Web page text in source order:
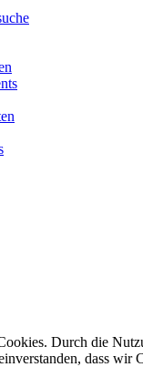
Durch die
dass wir